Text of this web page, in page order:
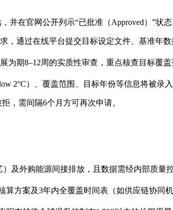
在官网公开列示“已批准（Approved）”状
求，通过在线平台提交目标设定文件、基准
为期8–12周的实质性审查，重点核查目标覆
2°C）、覆盖范围、目标年份等信息将被录
，需间隔6个月方可再次申请。
）及外购能源间接排放，且数据需经内部质
算方案及3年内全覆盖时间表（如供应链协同